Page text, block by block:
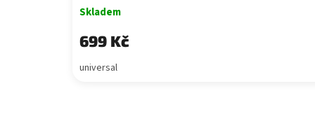
Skladem
699 Kč
universal